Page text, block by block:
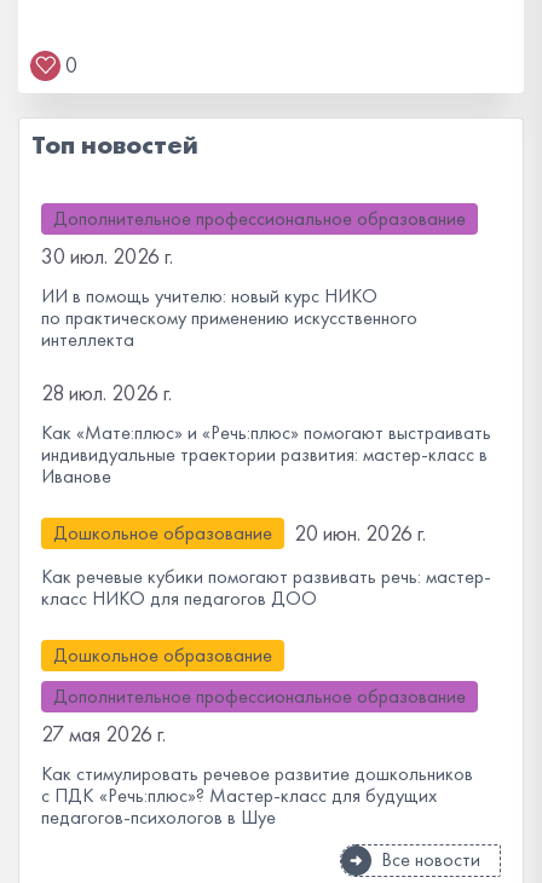
0
Топ новостей
Дополнительное профессиональное образование
30 июл. 2026 г.
ИИ в помощь учителю: новый курс НИКО
по практическому применению искусственного
интеллекта
28 июл. 2026 г.
Как «Мате:плюс» и «Речь:плюс» помогают выстраивать
индивидуальные траектории развития: мастер-класс в
Иванове
Дошкольное образование 20 июн. 2026 г.
Как речевые кубики помогают развивать речь: мастер-
класс НИКО для педагогов ДОО
Дошкольное образование
Дополнительное профессиональное образование
27 мая 2026 г.
Как стимулировать речевое развитие дошкольников
с ПДК «Речь:плюс»? Мастер-класс для будущих
педагогов-психологов в Шуе
Все новости